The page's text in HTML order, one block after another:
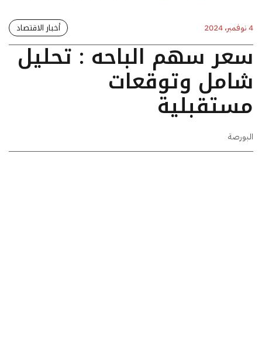
4 نوفمبر، 2024 أخبار الاقتصاد
سعر سهم الباحه : تحليل
شامل وتوقعات
مستقبلية
البورصة